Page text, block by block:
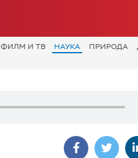
ФИЛМ И ТВ НАУКА ПРИРОДА